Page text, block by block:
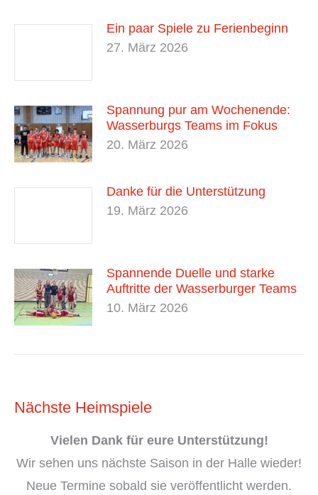
Ein paar Spiele zu Ferienbeginn
27. März 2026
Spannung pur am Wochenende:
Wasserburgs Teams im Fokus
20. März 2026
Danke für die Unterstützung
19. März 2026
Spannende Duelle und starke
Auftritte der Wasserburger Teams
10. März 2026
Nächste Heimspiele
Vielen Dank für eure Unterstützung!
Wir sehen uns nächste Saison in der Halle wieder!
Neue Termine sobald sie veröffentlicht werden.